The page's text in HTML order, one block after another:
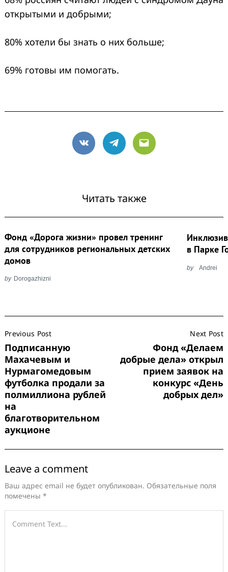
открытыми и добрыми;
80% хотели бы знать о них больше;
69% готовы им помогать.
VK Telegram
Email
Читать также
Фонд «Дорога жизни» провел тренинг
для сотрудников региональных детских
домов
by Dorogazhizni
в Парке
by Andrei
Navigation
Previous Post
Подписанную
Махачевым и
Нурмагомедовым
футболка продали за
полмиллиона рублей
на
благотворительном
аукционе
Next Post
Фонд «Делаем
добрые дела» открыл
прием заявок на
конкурс «День
добрых дел»
Leave a comment
Ваш адрес email не будет опубликован. Обязательные поля
помечены *